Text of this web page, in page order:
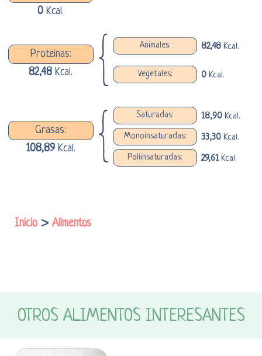
0 Kcal.
Proteinas:
82,48 Kcal.
Animales: 82,48Kcal.
Vegetales: 0Kcal.
Grasas:
108,89Kcal.
Saturadas: 18,90Kcal.
Monoinsaturadas:
33,30Kcal.
Poliinsaturadas:
29,61Kcal.
Inicio > Alimentos
OTROS ALIMENTOS INTERESANTES